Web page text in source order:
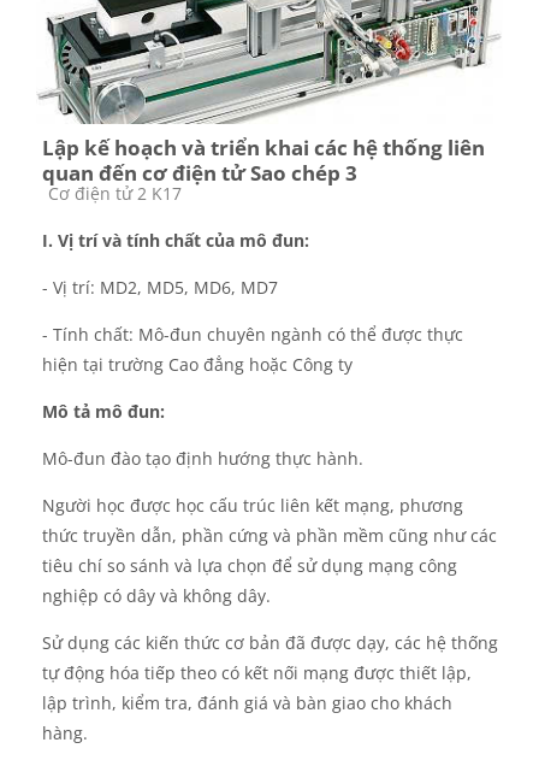
Lập kế hoạch và triển khai các hệ thống liên
quan đến cơ điện tử Sao chép 3
Course category
Cơ điện tử 2 K17
I. Vị trí và tính chất của mô đun:
- Vị trí: MD2, MD5, MD6, MD7
- Tính chất: Mô-đun chuyên ngành có thể được thực
hiện tại trường Cao đẳng hoặc Công ty
Mô tả mô đun:
Mô-đun đào tạo định hướng thực hành.
Người học được học cấu trúc liên kết mạng, phương
thức truyền dẫn, phần cứng và phần mềm cũng như các
tiêu chí so sánh và lựa chọn để sử dụng mạng công
nghiệp có dây và không dây.
Sử dụng các kiến ​​thức cơ bản đã được dạy, các hệ thống
tự động hóa tiếp theo có kết nối mạng được thiết lập,
lập trình, kiểm tra, đánh giá và bàn giao cho khách
hàng.